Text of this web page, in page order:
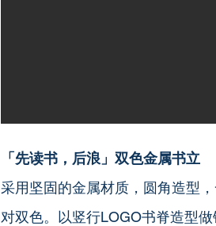
「先读书，后浪」双色金属书立
采用坚固的金属材质，圆角造型
对双色。以竖行LOGO书脊造型做